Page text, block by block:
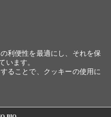
利便性を最適にし、それを保
います。
ることで、クッキーの使用に